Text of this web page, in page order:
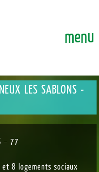
LA VILLE DE
menu
LES SABLONS -
– 77
8 logements sociaux